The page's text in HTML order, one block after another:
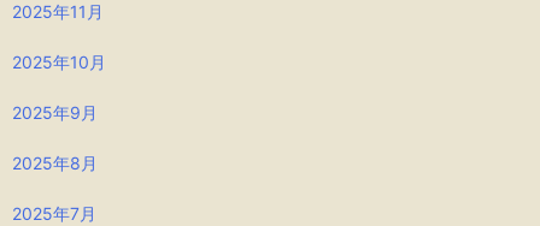
2025年11月
2025年10月
2025年9月
2025年8月
2025年7月